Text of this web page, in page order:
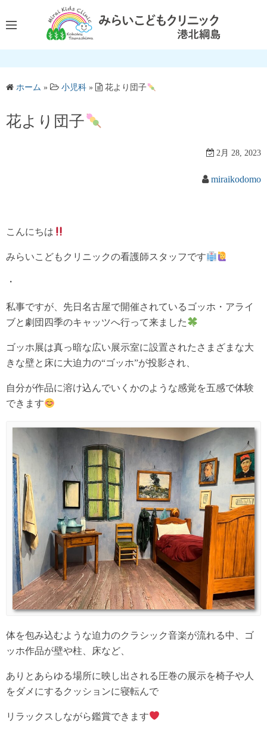
ン
ツ
へ
キ
ホーム » 小児科 » 花より団子
花より団子
2月 28, 2023
miraikodomo
こんにちは
みらいこどもクリニックの看護師スタッフです
・
私事ですが、先日名古屋で開催されているゴッホ・アライ
ブと劇団四季のキャッツへ行って来ました
ゴッホ展は真っ暗な広い展示室に設置されたさまざまな大
きな壁と床に大迫力の“ゴッホ”が投影され、
自分が作品に溶け込んでいくかのような感覚を五感で体験
できます
体を包み込むような迫力のクラシック音楽が流れる中、ゴ
ッホ作品が壁や柱、床など、
ありとあらゆる場所に映し出される圧巻の展示を椅子や人
をダメにするクッションに寝転んで
リラックスしながら鑑賞できます